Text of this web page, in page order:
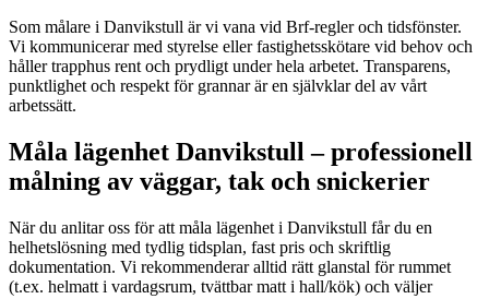
Som målare i Danvikstull är vi vana vid Brf-regler och tidsfönster.
Vi kommunicerar med styrelse eller fastighetsskötare vid behov och
håller trapphus rent och prydligt under hela arbetet. Transparens,
punktlighet och respekt för grannar är en självklar del av vårt
arbetssätt.
Måla lägenhet Danvikstull – professionell
målning av väggar, tak och snickerier
När du anlitar oss för att måla lägenhet i Danvikstull får du en
helhetslösning med tydlig tidsplan, fast pris och skriftlig
dokumentation. Vi rekommenderar alltid rätt glanstal för rummet
(t.ex. helmatt i vardagsrum, tvättbar matt i hall/kök) och väljer